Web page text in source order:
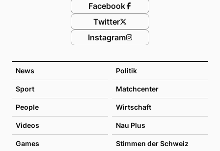
News Politik
Sport Matchcenter
People Wirtschaft
Videos Nau Plus
Games Stimmen der Schweiz
Facebook
Twitter
Instagram